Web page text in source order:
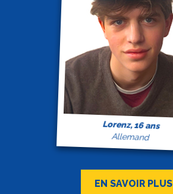
Lorenz, 16 ans
Allemand
EN SAVOIR PLUS